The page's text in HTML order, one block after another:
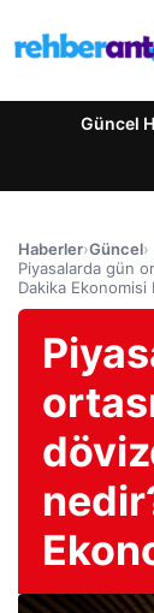
Güncel
Haberler›Güncel›
Piyasalarda gün
Dakika Ekonomisi